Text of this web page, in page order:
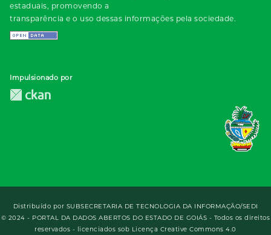
estaduais, promovendo a
transparência e o uso dessas informações pela sociedade.
Impulsionado por
Distribuído por SUBSECRETARIA DE TECNOLOGIA DA INFORMAÇÃO/SEDI
© 2024 - PORTAL DA DADOS ABERTOS DO ESTADO DE GOIÁS - Todos os direitos
reservados - licenciados sob Licença Creative Commons 4.0